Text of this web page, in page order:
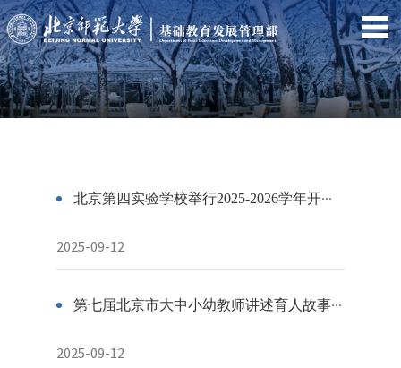
北京第四实验学校举行2025-2026学年开学典礼
2025-09-12
第七届北京市大中小幼教师讲述育人故事展示交流活动在北京师大二附中举行
2025-09-12